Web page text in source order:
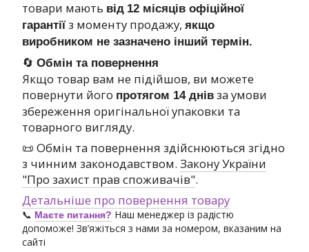
товари мають від 12 місяців офіційної
гарантії з моменту продажу, якщо
виробником не зазначено інший термін.
🔄 Обмін та повернення
Якщо товар вам не підійшов, ви можете
повернути його протягом 14 днів за умови
збереження оригінальної упаковки та
товарного вигляду.
📜 Обмін та повернення здійснюються згідно
з чинним законодавством. Закону України
"Про захист прав споживачів".
Детальніше про повернення товару
📞 Маєте питання? Наш менеджер із радістю
допоможе! Зв’яжіться з нами за номером, вказаним на
сайті